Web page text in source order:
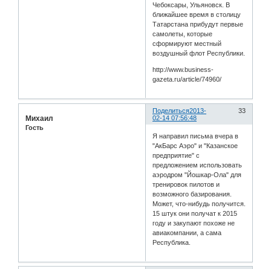
Чебоксары, Ульяновск. В
ближайшее время в столицу
Татарстана прибудут первые
самолеты, которые
сформируют местный
воздушный флот Республики.
http://www.business-
gazeta.ru/article/74960/
Поделиться 33
2013-
02-14 07:56:48
Михаил
Гость
Я направил письма вчера в
"АкБарс Аэро" и "Казанское
предприятие" с
предложением использовать
аэродром "Йошкар-Ола" для
тренировок пилотов и
возможного базирования.
Может, что-нибудь получится.
15 штук они получат к 2015
году и закупают похоже не
авиакомпании, а сама
Республика.